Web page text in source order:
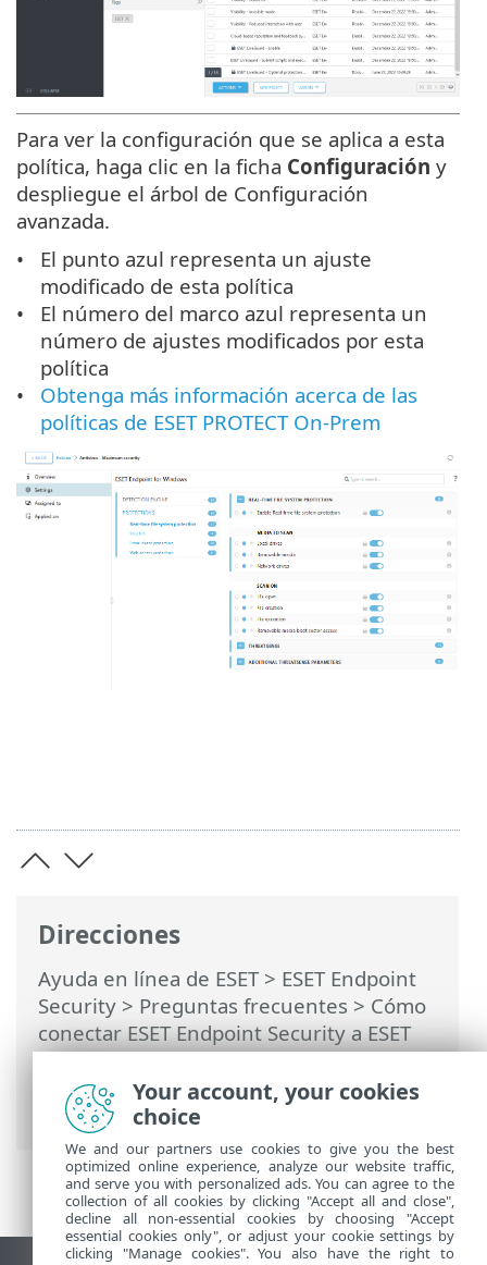
Direcciones
Ayuda en línea de ESET> ESET Endpoint
Security > Preguntas frecuentes > Cómo
conectar ESET Endpoint Security a ESET
PROTECT On-Prem> Cómo aplicar una
política recomendada para ESET Endpoint
Security
Para ver la configuración que se aplica a esta
política, haga clic en la ficha Configuración y
despliegue el árbol de Configuración
avanzada.
El punto azul representa un ajuste
modificado de esta política
El número del marco azul representa un
número de ajustes modificados por esta
política
Obtenga más información acerca de las
políticas de ESET PROTECT On-Prem
Your account, your cookies
choice
We and our partners use cookies to give you the best
optimized online experience, analyze our website traffic,
and serve you with personalized ads. You can agree to the
collection of all cookies by clicking "Accept all and close",
decline all non-essential cookies by choosing "Accept
essential cookies only", or adjust your cookie settings by
clicking "Manage cookies". You also have the right to